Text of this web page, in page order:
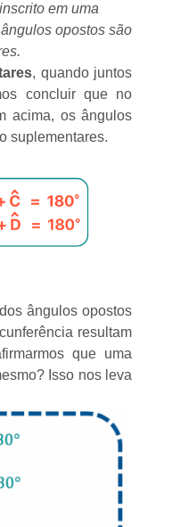
em uma
opostos são
, quando juntos
concluir que no
acima, os ângulos
suplementares.
ângulos opostos
resultam
que uma
Isso nos leva